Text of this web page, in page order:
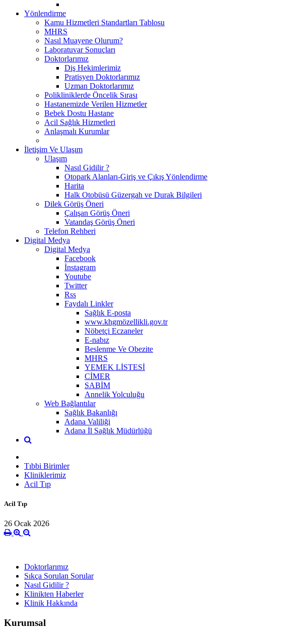
Yönlendirme
Kamu Hizmetleri Standartları Tablosu
MHRS
Nasıl Muayene Olurum?
Laboratuvar Sonuçları
Doktorlarımız
Diş Hekimlerimiz
Pratisyen Doktorlarımız
Uzman Doktorlarımız
Polikliniklerde Öncelik Sırası
Hastanemizde Verilen Hizmetler
Bebek Dostu Hastane
Acil Sağlık Hizmetleri
Anlaşmalı Kurumlar
İletişim Ve Ulaşım
Ulaşım
Nasıl Gidilir ?
Otopark Alanları-Giriş ve Çıkış Yönlendirme
Harita
Halk Otobüsü Güzergah ve Durak Bilgileri
Dilek Görüş Öneri
Çalışan Görüş Öneri
Vatandaş Görüş Öneri
Telefon Rehberi
Digital Medya
Digital Medya
Facebook
İnstagram
Youtube
Twitter
Rss
Faydalı Linkler
Sağlık E-posta
www.khgmözellikli.gov.tr
Nöbetçi Eczaneler
E-nabız
Beslenme Ve Obezite
MHRS
YEMEK LİSTESİ
CİMER
SABİM
Annelik Yolculuğu
Web Bağlantılar
Sağlık Bakanlığı
Adana Valiliği
Adana İl Sağlık Müdürlüğü
Tıbbi Birimler
Kliniklerimiz
Acil Tıp
Acil Tıp
26 Ocak 2026
Doktorlarımız
Sıkça Sorulan Sorular
Nasıl Gidilir ?
Klinikten Haberler
Klinik Hakkında
Kurumsal